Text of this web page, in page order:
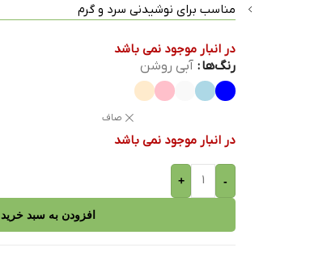
مناسب برای نوشیدنی سرد و گرم
در انبار موجود نمی باشد
رنگ‌ها آبی روشن
صاف
در انبار موجود نمی باشد
-
+
افزودن به سبد خرید